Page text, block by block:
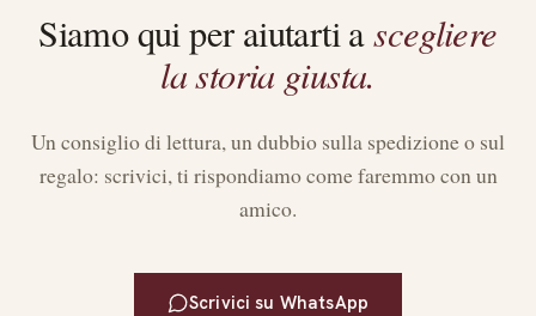
Siamo qui per aiutarti ascegliere
la storia giusta.
Un consiglio di lettura, un dubbio sulla spedizione o sul
regalo: scrivici, ti rispondiamo come faremmo con un
amico.
Scrivici su WhatsApp